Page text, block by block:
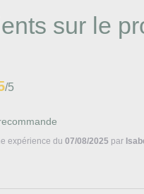
sur le
/5
expérience du 07/08/2025 par